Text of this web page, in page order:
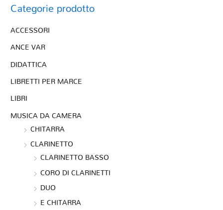
Categorie prodotto
ACCESSORI
ANCE VAR
DIDATTICA
LIBRETTI PER MARCE
LIBRI
MUSICA DA CAMERA
CHITARRA
CLARINETTO
CLARINETTO BASSO
CORO DI CLARINETTI
DUO
E CHITARRA